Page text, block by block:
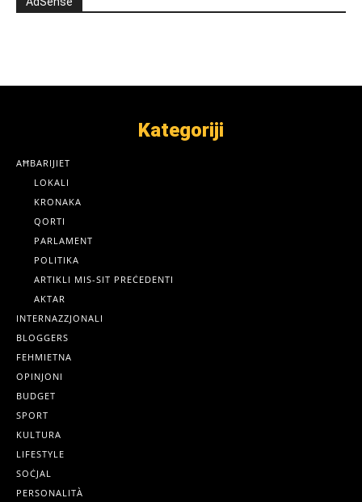
Kategoriji
AĦBARIJIET
LOKALI
KRONAKA
QORTI
PARLAMENT
POLITIKA
ARTIKLI MIS-SIT PREĊEDENTI
AKTAR
INTERNAZZJONALI
BLOGGERS
FEHMIETNA
OPINJONI
BUDGET
SPORT
KULTURA
LIFESTYLE
SOĊJAL
PERSONALITÀ